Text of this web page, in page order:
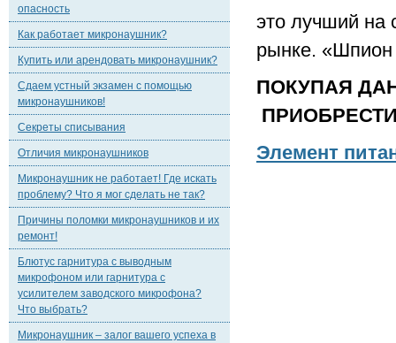
опасность
Как работает микронаушник?
Купить или арендовать микронаушник?
Сдаем устный экзамен с помощью
микронаушников!
Секреты списывания
Отличия микронаушников
Микронаушник не работает! Где искать
проблему? Что я мог сделать не так?
Причины поломки микронаушников и их
ремонт!
Блютус гарнитура с выводным
микрофоном или гарнитура с
усилителем заводского микрофона?
Что выбрать?
Микронаушник – залог вашего успеха в
это лучший на
рынке. «Шпион
ПОКУПАЯ
Элемент